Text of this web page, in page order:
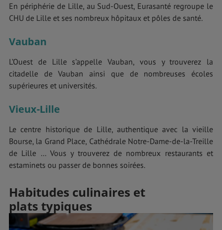
En périphérie de Lille, au Sud-Ouest, Eurasanté regroupe le
CHU de Lille et ses nombreux hôpitaux et pôles de santé.
Vauban
L’Ouest de Lille s’appelle Vauban, vous y trouverez la
citadelle de Vauban ainsi que de nombreuses écoles
supérieures et universités.
Vieux-Lille
Le centre historique de Lille, authentique avec la vieille
Bourse, la Grand Place, Cathédrale Notre-Dame-de-la-Treille
de Lille … Vous y trouverez de nombreux restaurants et
estaminets ou passer de bonnes soirées.
Habitudes culinaires et
plats typiques